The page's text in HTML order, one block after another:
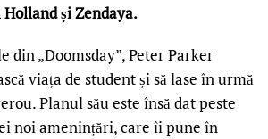
și Zendaya.
din „Doomsday”, Peter Parker
viața de student și să lase în urmă
Planul său este însă dat peste
noi amenințări, care îi pune în